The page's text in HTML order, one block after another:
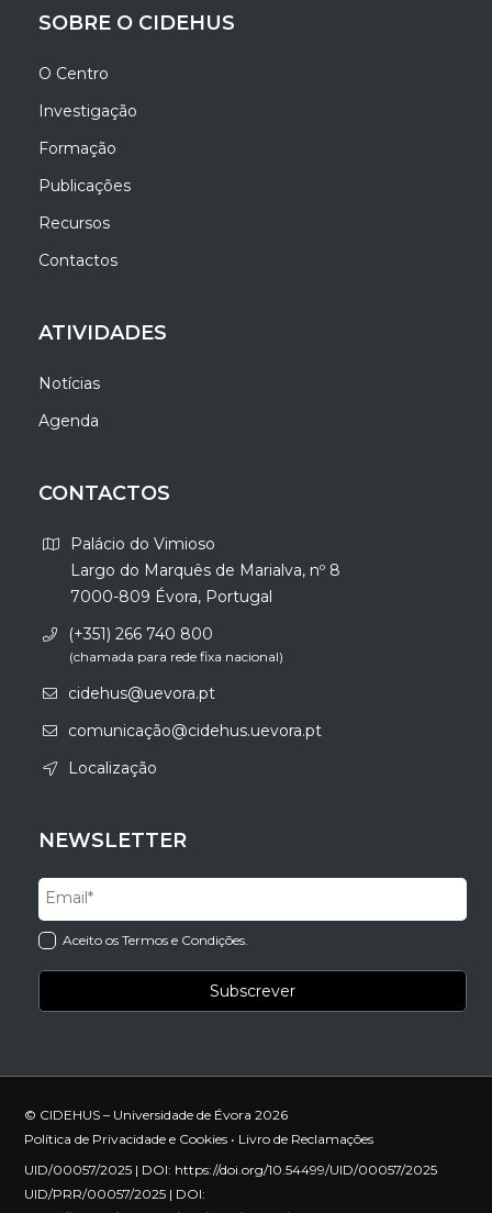
SOBRE O CIDEHUS
O Centro
Investigação
Formação
Publicações
Recursos
Contactos
ATIVIDADES
Notícias
Agenda
CONTACTOS
Palácio do Vimioso
Largo do Marquês de Marialva, nº 8
7000-809 Évora, Portugal
(+351) 266 740 800
(chamada para rede fixa nacional)
cidehus@uevora.pt
comunicação@cidehus.uevora.pt
Localização
NEWSLETTER
Aceito os Termos e Condições.
© CIDEHUS – Universidade de Évora 2026
Política de Privacidade e Cookies • Livro de Reclamações
UID/00057/2025 | DOI: https://doi.org/10.54499/UID/00057/2025
UID/PRR/00057/2025 | DOI: